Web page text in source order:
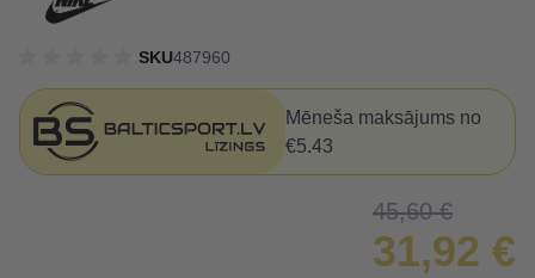
SKU487960
Mēneša maksājums no
€5.43
45,60 €
31,92 €